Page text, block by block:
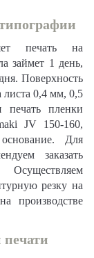
печать на
займет 1 день,
Поверхность
листа 0,4 мм, 0,5
пленки
JV 150-160,
Для
заказать
резку на
производстве